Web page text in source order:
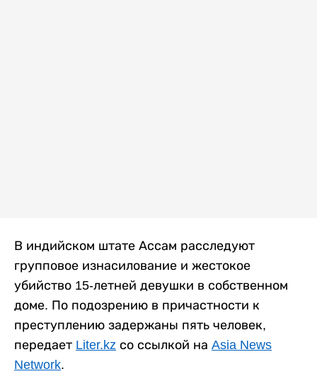
В индийском штате Ассам расследуют
групповое изнасилование и жестокое
убийство 15-летней девушки в собственном
доме. По подозрению в причастности к
преступлению задержаны пять человек,
передает Liter.kz со ссылкой на Asia News
Network.